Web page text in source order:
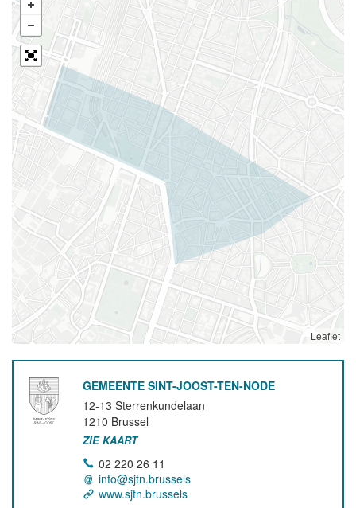
Leaflet
GEMEENTE SINT-JOOST-TEN-NODE
12-13 Sterrenkundelaan
1210 Brussel
ZIE KAART
02 220 26 11
info@sjtn.brussels
www.sjtn.brussels